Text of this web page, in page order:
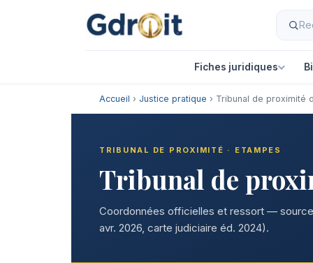
Fiches juridiques
Accueil › Justice pratique › Tribunal de proximité
TRIBUNAL DE PROXIMITÉ · ETAMPES
Tribunal de
Coordonnées officielles et ressort —
avr. 2026, carte judiciaire éd. 2024).